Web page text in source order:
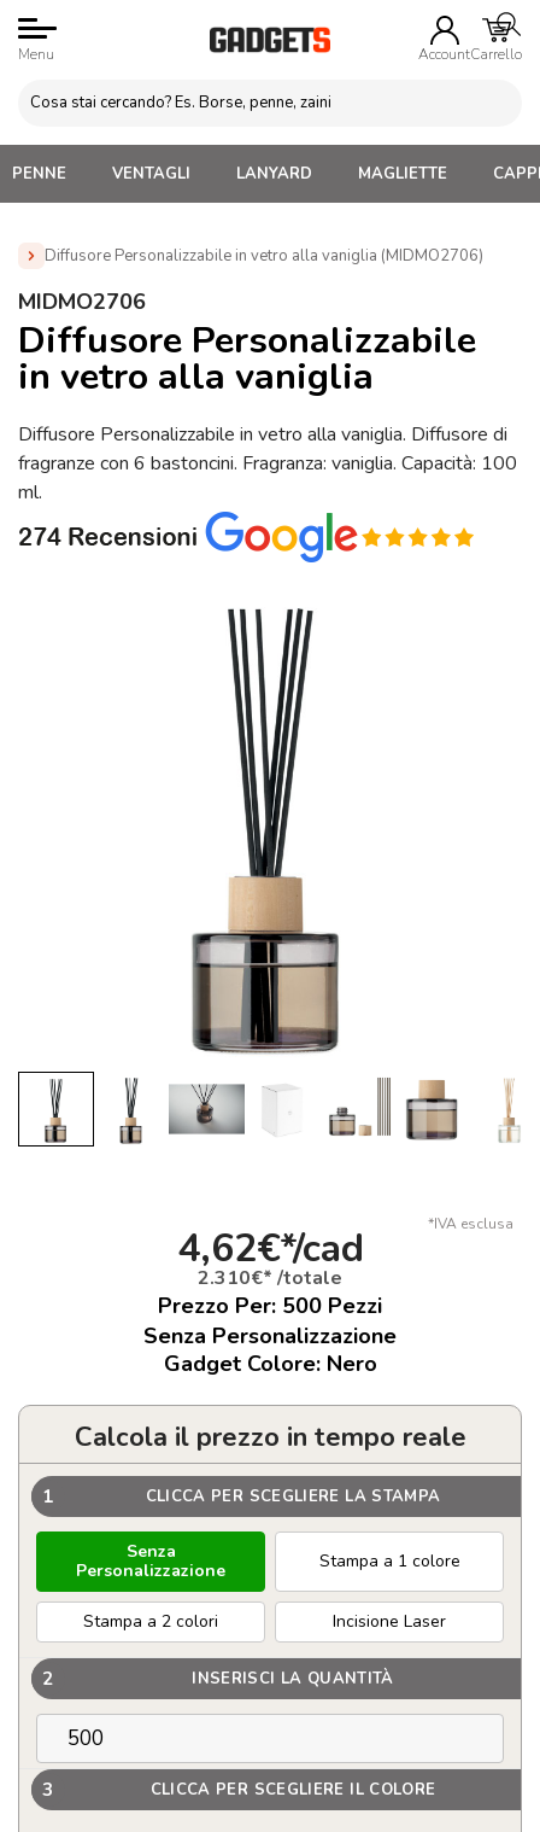
Menu AccountCarrello
PENNE VENTAGLI LANYARD MAGLIETTE
Diffusore Personalizzabile in vetro alla vaniglia (MIDMO2706)
Home » Gadget per Casa e Giardino
MIDMO2706
Diffusore Personalizzabile
in vetro alla vaniglia
Diffusore Personalizzabile in vetro alla vaniglia. Diffusore di
fragranze con 6 bastoncini. Fragranza: vaniglia. Capacità: 100
ml.
*IVA esclusa
4,62€*/cad
2.310€* /totale
Prezzo Per: 500 Pezzi
Senza Personalizzazione
Gadget Colore: Nero
Calcola il prezzo in tempo reale
1 CLICCA PER SCEGLIERE LA STAMPA
Senza
Personalizzazione
Stampa a 1 colore
Stampa a 2 colori Incisione Laser
2 INSERISCI LA QUANTITÀ
3 CLICCA PER SCEGLIERE IL COLORE